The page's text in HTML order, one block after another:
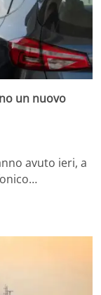
un nuovo
avuto ieri, a